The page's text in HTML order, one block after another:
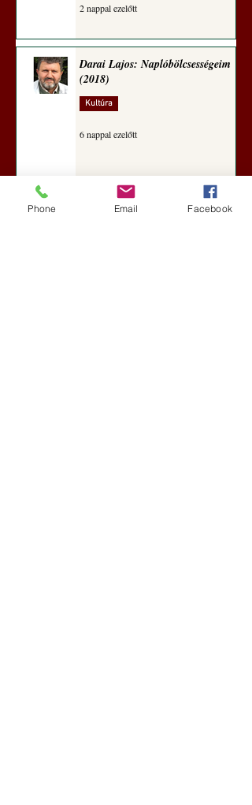
2 nappal ezelőtt
Darai Lajos: Naplóbölcsességeim
(2018)
Kultúra
6 nappal ezelőtt
A Rothschildok és a Pentagon
Phone Email Facebook